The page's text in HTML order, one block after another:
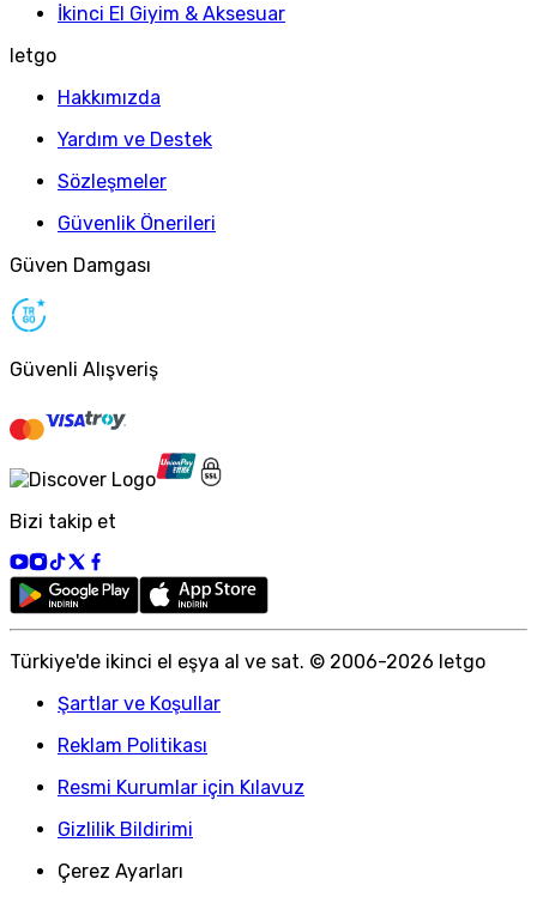
İkinci El Giyim & Aksesuar
letgo
Hakkımızda
Yardım ve Destek
Sözleşmeler
Güvenlik Önerileri
Güven Damgası
Güvenli Alışveriş
Bizi takip et
Türkiye'de ikinci el eşya al ve sat. © 2006-2026 letgo
Şartlar ve Koşullar
Reklam Politikası
Resmi Kurumlar için Kılavuz
Gizlilik Bildirimi
Çerez Ayarları